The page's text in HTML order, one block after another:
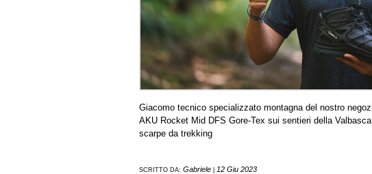
Giacomo tecnico specializzato montagna del nostro
AKU Rocket Mid DFS Gore-Tex sui sentieri della
scarpe da trekking
SCRITTO DA: Gabriele 12 Giu 2023